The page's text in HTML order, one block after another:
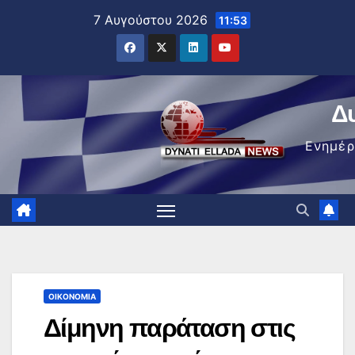
7 Αυγούστου 2026 11:53
ΟΙΚΟΝΟΜΊΑ
Δίμηνη παράταση στις